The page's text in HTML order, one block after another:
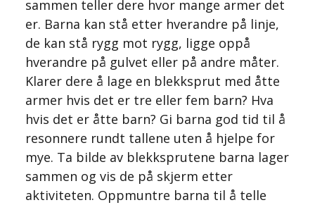
sammen teller dere hvor mange armer det
er. Barna kan stå etter hverandre på linje,
de kan stå rygg mot rygg, ligge oppå
hverandre på gulvet eller på andre måter.
Klarer dere å lage en blekksprut med åtte
armer hvis det er tre eller fem barn? Hva
hvis det er åtte barn? Gi barna god tid til å
resonnere rundt tallene uten å hjelpe for
mye. Ta bilde av blekksprutene barna lager
sammen og vis de på skjerm etter
aktiviteten. Oppmuntre barna til å telle